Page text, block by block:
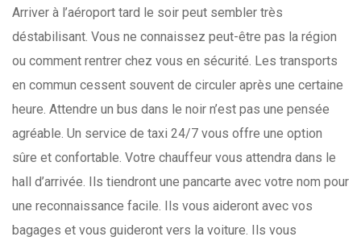
Arriver à l’aéroport tard le soir peut sembler très
déstabilisant. Vous ne connaissez peut-être pas la région
ou comment rentrer chez vous en sécurité. Les transports
en commun cessent souvent de circuler après une certaine
heure. Attendre un bus dans le noir n’est pas une pensée
agréable. Un service de taxi 24/7 vous offre une option
sûre et confortable. Votre chauffeur vous attendra dans le
hall d’arrivée. Ils tiendront une pancarte avec votre nom pour
une reconnaissance facile. Ils vous aideront avec vos
bagages et vous guideront vers la voiture. Ils vous